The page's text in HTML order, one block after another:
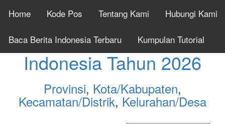
Home Kode Pos Tentang Kami Hubungi Kami
Baca Berita Indonesia Terbaru Kumpulan Tutorial
Cek Kode Pos Seluruh
Indonesia Tahun 2026
Provinsi, Kota/Kabupaten,
Kecamatan/Distrik, Kelurahan/Desa